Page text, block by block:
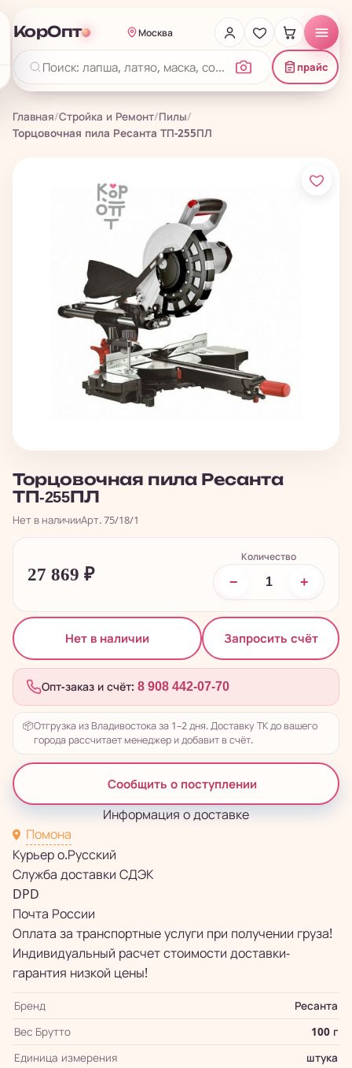
КорОпт Москва
прайс
Главная/Стройка и Ремонт/Пилы/
Торцовочная пила Ресанта ТП-255ПЛ
Торцовочная пила Ресанта
ТП-255ПЛ
Нет в наличииАрт. 75/18/1
27 869 ₽
Количество
− +
Нет в наличии Запросить счёт
Опт-заказ и счёт: 8 908 442-07-70
📦Отгрузка из Владивостока за 1–2 дня. Доставку ТК до вашего
города рассчитает менеджер и добавит в счёт.
Сообщить о поступлении
Информация о доставке
Помона
Курьер о.Русский
Служба доставки СДЭК
DPD
Почта России
Оплата за транспортные услуги при получении груза!
Индивидуальный расчет стоимости доставки-
гарантия низкой цены!
Бренд
Ресанта
Вес Брутто
100 г
Единица измерения
штука